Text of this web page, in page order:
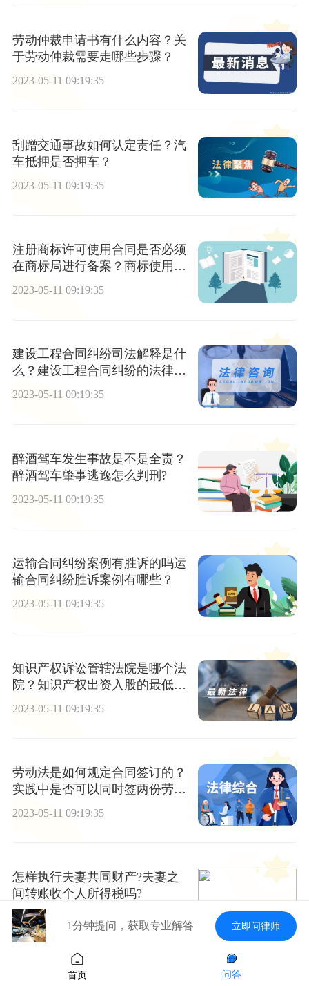
劳动仲裁申请书有什么内容？关
于劳动仲裁需要走哪些步骤？
2023-05-11 09:19:35
刮蹭交通事故如何认定责任？汽
车抵押是否押车？
2023-05-11 09:19:35
注册商标许可使用合同是否必须
在商标局进行备案？商标使用许
可合同范文完整版分享来啦
2023-05-11 09:19:35
建设工程合同纠纷司法解释是什
么？建设工程合同纠纷的法律依
据介绍
2023-05-11 09:19:35
醉酒驾车发生事故是不是全责？
醉酒驾车肇事逃逸怎么判刑?
2023-05-11 09:19:35
运输合同纠纷案例有胜诉的吗运
输合同纠纷胜诉案例有哪些？
2023-05-11 09:19:35
知识产权诉讼管辖法院是哪个法
院？知识产权出资入股的最低注
2023-05-11 09:19:35
劳动法是如何规定合同签订的？
实践中是否可以同时签两份劳动
2023-05-11 09:19:35
怎样执行夫妻共同财产?夫妻之
间转账收个人所得税吗?
2023-05-11 09:19:35
建筑工程合同纠纷有哪些种类？
1分钟提问，获取专业解答 立即问律师
首页 问答